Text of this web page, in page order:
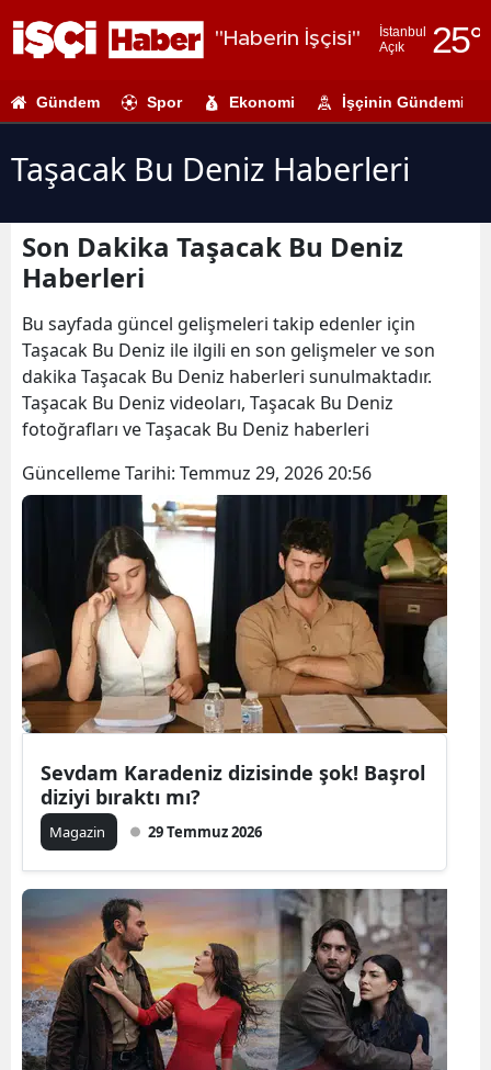
"Haberin İşçisi"
İstanbul
Açık
25°
Adıyaman
Amasya
Antalya
Artvin
Bilecik
Bingöl
Bitlis
Bolu
Burdur
Bursa
Çanakkale
Çorum
Denizli
Diyarbakır
Edirne
Elazığ
Gündem Spor Ekonomi İşçinin Gündemi
Taşacak Bu Deniz Haberleri
Son Dakika Taşacak Bu Deniz
Haberleri
Bu sayfada güncel gelişmeleri takip edenler için
Taşacak Bu Deniz ile ilgili en son gelişmeler ve son
dakika Taşacak Bu Deniz haberleri sunulmaktadır.
Taşacak Bu Deniz videoları, Taşacak Bu Deniz
fotoğrafları ve Taşacak Bu Deniz haberleri
Güncelleme Tarihi: Temmuz 29, 2026 20:56
Sevdam Karadeniz dizisinde şok! Başrol
diziyi bıraktı mı?
Magazin 29 Temmuz 2026